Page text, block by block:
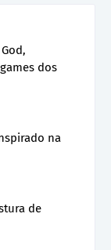
dos
na
de